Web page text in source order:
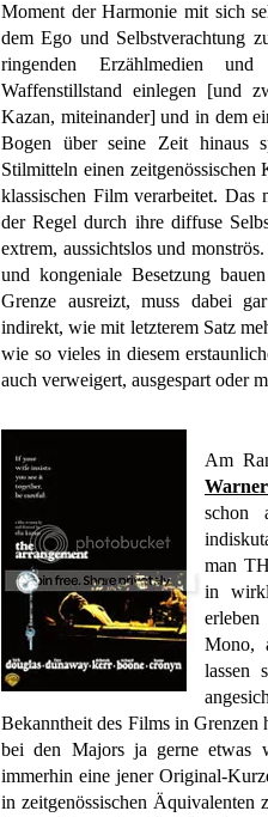
Moment der Harmonie mit sich
dem Ego und Selbstverachtung
ringenden Erzählmedien
Waffenstillstand einlegen [und
Kazan, miteinander] und in dem
Bogen über seine Zeit hinaus
Stilmitteln einen
klassischen Film verarbeitet. Das
der Regel durch ihre diffuse
extrem, aussichtslos und
und kongeniale Besetzung
Grenze ausreizt, muss dabei
indirekt, wie mit letzterem Satz
wie so vieles in diesem
auch verweigert, ausgespart oder
Am
Warner
schon
man
in
Mono,
lassen
Bekanntheit des Films in
bei den Majors ja gerne etwas
immerhin eine jener Original-
in zeitgenössischen